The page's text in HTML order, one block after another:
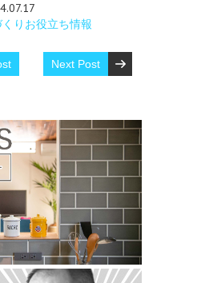
りお役立ち情報
Next Post